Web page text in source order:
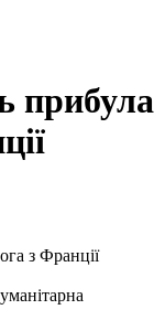
прибула